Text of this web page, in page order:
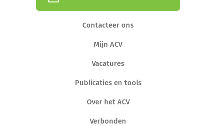
Contacteer ons
Mijn ACV
Vacatures
Publicaties en tools
Over het ACV
Verbonden